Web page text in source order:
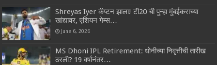
Shreyas Iyer कॅप्टन झाला! टी20 ची पुन्हा मुंबईकराच्या
खांद्यावर, एशियन गेम्स…
June 6, 2026
MS Dhoni IPL Retirement: धोनीच्या निवृत्तीची तारीख
ठरली? 19 वर्षांनंतर…